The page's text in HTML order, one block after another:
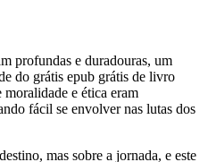
profundas e duradouras, um
do grátis epub grátis de livro
moralidade e ética eram
fácil se envolver nas lutas dos
mas sobre a jornada, e este